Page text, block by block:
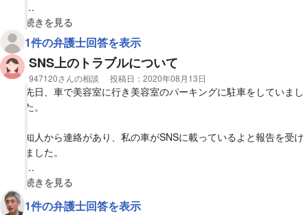
ほぼ住所が特定され、自家用車の車体及び登録番号がそのまま表
示されているというのは、プライバシー権の侵害に当たると思い
ますが、いかがな物でしょうか?
視覚的に省略された相談全文の
続きを見る
1件の弁護士回答を表示
SNS上のトラブルについて
相談者
947120さんの相談 投稿日： 2020年08月13日
先日、車で美容室に行き美容室のパーキングに駐車をしていまし
た。
知人から連絡があり、私の車がSNSに載っているよと報告を受け
ました。
そのSNSを確認したところ、ナンバーもはっきり映っていまし
た。
視覚的に省略された相談全文の
続きを見る
1件の弁護士回答を表示